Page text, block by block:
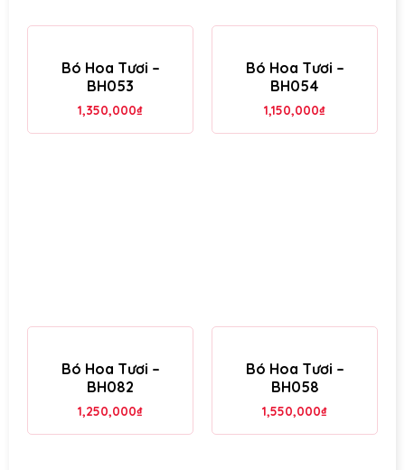
Bó Hoa Tươi –
BH053
1,350,000₫
Bó Hoa Tươi –
BH054
1,150,000₫
Bó Hoa Tươi –
BH082
1,250,000₫
Bó Hoa Tươi –
BH058
1,550,000₫